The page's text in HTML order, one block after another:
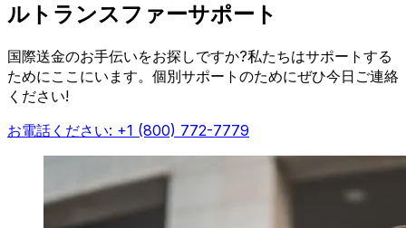
ルトランスファーサポート
国際送金のお手伝いをお探しですか?私たちはサポートする
ためにここにいます。個別サポートのためにぜひ今日ご連絡
ください!
お電話ください: +1 (800) 772-7779